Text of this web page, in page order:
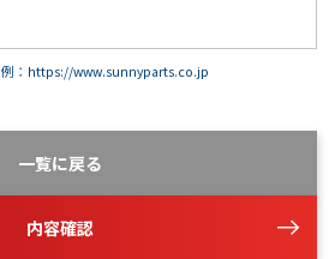
：https://www.sunnyparts.co.jp
一覧に戻る
内容確認